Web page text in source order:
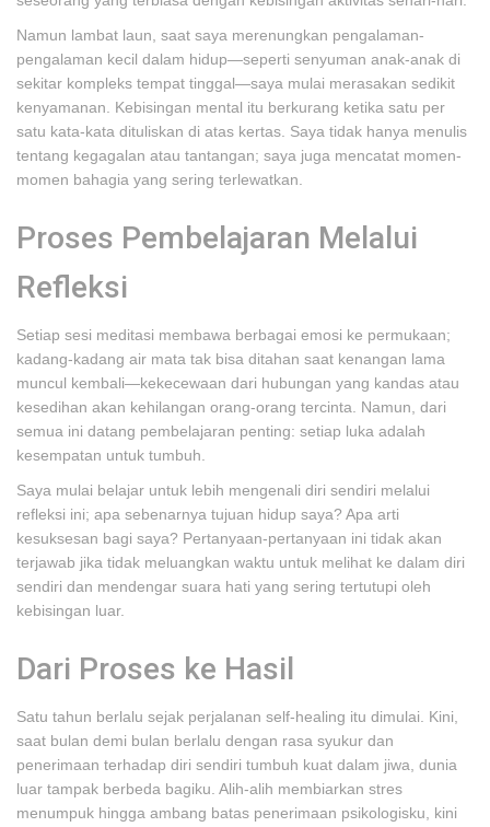
Namun lambat laun, saat saya merenungkan pengalaman-
pengalaman kecil dalam hidup—seperti senyuman anak-anak di
sekitar kompleks tempat tinggal—saya mulai merasakan sedikit
kenyamanan. Kebisingan mental itu berkurang ketika satu per
satu kata-kata dituliskan di atas kertas. Saya tidak hanya menulis
tentang kegagalan atau tantangan; saya juga mencatat momen-
momen bahagia yang sering terlewatkan.
Proses Pembelajaran Melalui
Refleksi
Setiap sesi meditasi membawa berbagai emosi ke permukaan;
kadang-kadang air mata tak bisa ditahan saat kenangan lama
muncul kembali—kekecewaan dari hubungan yang kandas atau
kesedihan akan kehilangan orang-orang tercinta. Namun, dari
semua ini datang pembelajaran penting: setiap luka adalah
kesempatan untuk tumbuh.
Saya mulai belajar untuk lebih mengenali diri sendiri melalui
refleksi ini; apa sebenarnya tujuan hidup saya? Apa arti
kesuksesan bagi saya? Pertanyaan-pertanyaan ini tidak akan
terjawab jika tidak meluangkan waktu untuk melihat ke dalam diri
sendiri dan mendengar suara hati yang sering tertutupi oleh
kebisingan luar.
Dari Proses ke Hasil
Satu tahun berlalu sejak perjalanan self-healing itu dimulai. Kini,
saat bulan demi bulan berlalu dengan rasa syukur dan
penerimaan terhadap diri sendiri tumbuh kuat dalam jiwa, dunia
luar tampak berbeda bagiku. Alih-alih membiarkan stres
menumpuk hingga ambang batas penerimaan psikologisku, kini